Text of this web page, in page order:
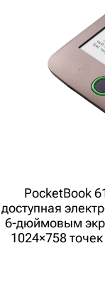
PocketBook
доступная
6-дюймовым
1024×758